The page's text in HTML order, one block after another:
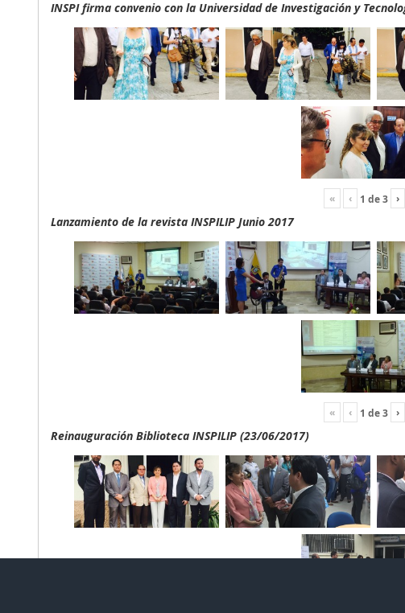
INSPI firma convenio con la Universidad de Investigación y
« ‹ 1 de3 ›
Lanzamiento de la revista INSPILIP Junio 2017
« ‹ 1 de3 ›
Reinauguración Biblioteca INSPILIP (23/06/2017)